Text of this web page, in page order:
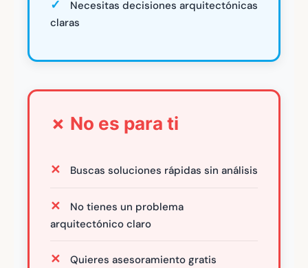
Necesitas decisiones arquitectónicas
claras
✗ No es para ti
Buscas soluciones rápidas sin análisis
No tienes un problema
arquitectónico claro
Quieres asesoramiento gratis